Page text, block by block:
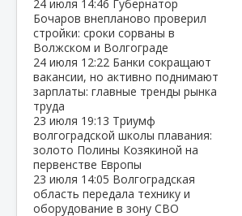
24 июля 14:46 Губернатор
Бочаров внепланово проверил
стройки: сроки сорваны в
Волжском и Волгограде
24 июля 12:22 Банки сокращают
вакансии, но активно поднимают
зарплаты: главные тренды рынка
труда
23 июля 19:13 Триумф
волгоградской школы плавания:
золото Полины Козякиной на
первенстве Европы
23 июля 14:05 Волгоградская
область передала технику и
оборудование в зону СВО